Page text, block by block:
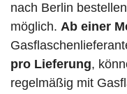
nach Berlin
möglich. Ab einer
pro Lieferung,
regelmäßig mit